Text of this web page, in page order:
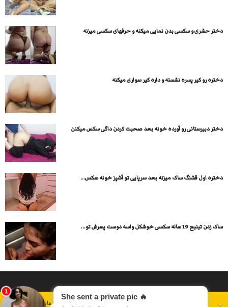
دختر حشری و سکسی بدن نمایی میکنه و حرفهای سکسی میزنه
دختره رو کیر پسره نشسته و داره کیر سواری میکنه
دختر دبیرستانی رو آورده خونه بعد صحبت کردن داگی سکس میکنن
دختره اول قشنگ ساک میزنه بعد سرپایی تو آشپز خونه سکس...
ساک زدن تینیج 19 ساله سکسی خوشکل واسه دوست پسرش تو...
دسته بندی فیلم های سکسی انجمن های سکسی